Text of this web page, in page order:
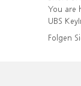
You are
UBS
Folgen